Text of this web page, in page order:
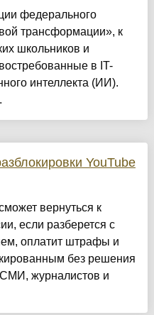
федерального
трансформации», к
школьников и
в IT-
интеллекта (ИИ).
YouTube
вернуться к
если разберется с
оплатит штрафы и
без решения
СМИ, журналистов и